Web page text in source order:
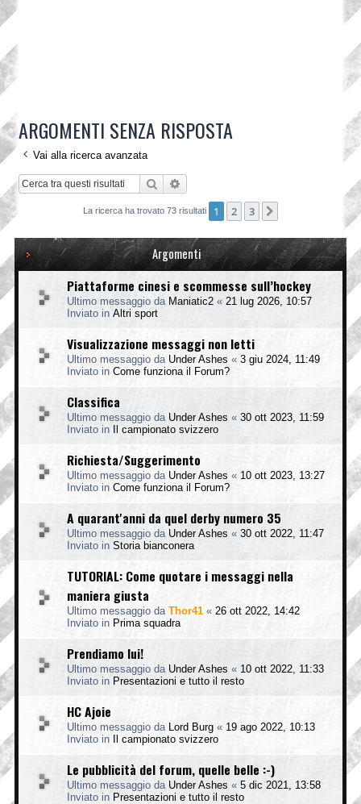
ARGOMENTI SENZA RISPOSTA
Vai alla ricerca avanzata
Cerca
La ricerca ha trovato 73 risultati 1 2 3
Argomenti
Piattaforme cinesi e scommesse sull’hockey
Ultimo messaggio da Maniatic2 « 21 lug 2026, 10:57
Inviato in Altri sport
Visualizzazione messaggi non letti
Ultimo messaggio da Under Ashes « 3 giu 2024, 11:49
Inviato in Come funziona il Forum?
Classifica
Ultimo messaggio da Under Ashes « 30 ott 2023, 11:59
Inviato in
Il campionato svizzero
Richiesta/Suggerimento
Ultimo messaggio da Under Ashes « 10 ott 2023, 13:27
Inviato in Come funziona il Forum?
A quarant'anni da quel derby numero 35
Ultimo messaggio da Under Ashes « 30 ott 2022, 11:47
Inviato in Storia bianconera
TUTORIAL: Come quotare i messaggi nella
maniera giusta
Ultimo messaggio da Thor41 « 26 ott 2022, 14:42
Inviato in Prima squadra
Prendiamo lui!
Ultimo messaggio da Under Ashes « 10 ott 2022, 11:33
Inviato in Presentazioni e tutto il resto
HC Ajoie
Ultimo messaggio da Lord Burg « 19 ago 2022, 10:13
Inviato in
Il campionato svizzero
Le pubblicità del forum, quelle belle :-)
Ultimo messaggio da Under Ashes « 5 dic 2021, 13:58
Inviato in Presentazioni e tutto il resto